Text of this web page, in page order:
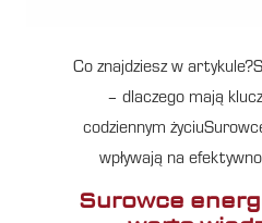
Co znajdziesz w
– dlaczego mają
codziennym
wpływają na
Surowce